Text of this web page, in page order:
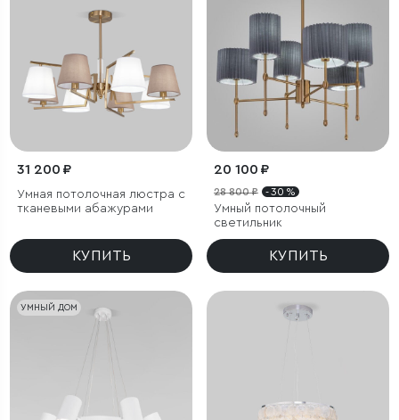
31 200 ₽
Умная потолочная люстра с
тканевыми абажурами
КУПИТЬ
20 100 ₽
28 800 ₽ - 30 %
Умный потолочный
светильник
КУПИТЬ
УМНЫЙ ДОМ